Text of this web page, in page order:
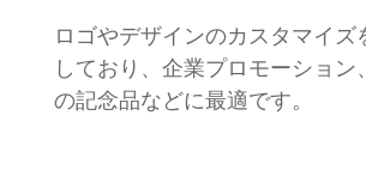
ロゴやデザインのカスタマイズ
しており、企業プロモーション
の記念品などに最適です。